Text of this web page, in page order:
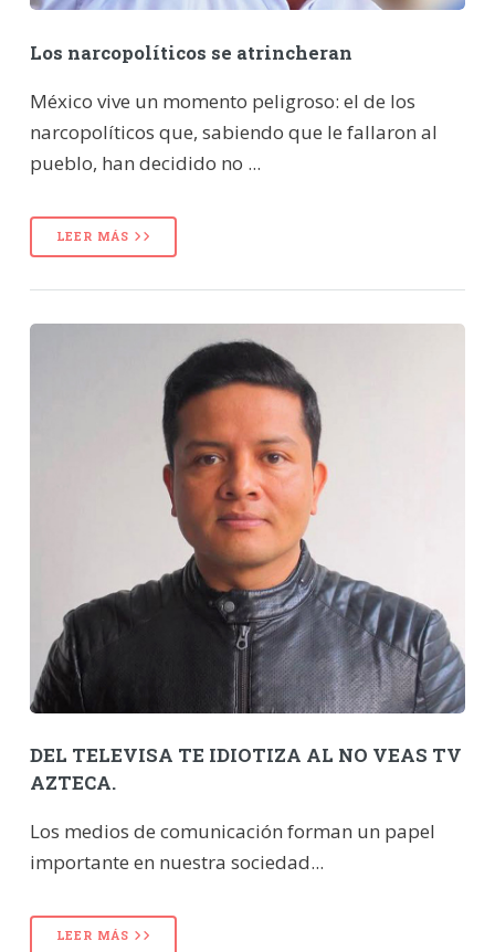
Los narcopolíticos se atrincheran
México vive un momento peligroso: el de los
narcopolíticos que, sabiendo que le fallaron al
pueblo, han decidido no ...
LEER MÁS
DEL TELEVISA TE IDIOTIZA AL NO VEAS TV
AZTECA.
Los medios de comunicación forman un papel
importante en nuestra sociedad...
LEER MÁS